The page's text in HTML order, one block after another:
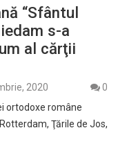
“Sfântul
s-a
al cărţii
2020
0
ortodoxe române
Ţările de Jos,